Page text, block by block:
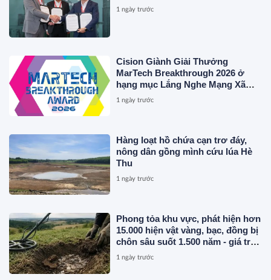
1 ngày trước
Cision Giành Giải Thưởng
MarTech Breakthrough 2026 ở
hạng mục Lắng Nghe Mạng Xã
Hội, Phân Phối Thông Cáo Báo
1 ngày trước
Hàng loạt hồ chứa cạn trơ đáy,
nông dân gồng mình cứu lúa Hè
Thu
1 ngày trước
Phong tỏa khu vực, phát hiện hơn
15.000 hiện vật vàng, bạc, đồng bị
chôn sâu suốt 1.500 năm - giá trị
tương đương 63 tỷ đồng
1 ngày trước